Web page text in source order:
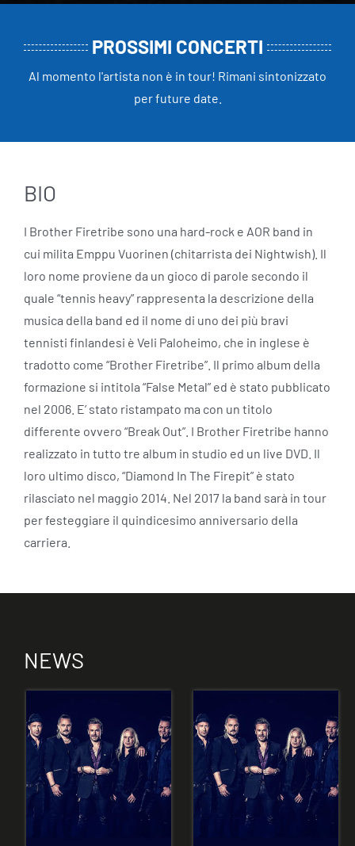
PROSSIMI CONCERTI
Al momento l'artista non è in tour! Rimani sintonizzato
per future date.
BIO
I Brother Firetribe sono una hard-rock e AOR band in
cui milita Emppu Vuorinen (chitarrista dei Nightwish). Il
loro nome proviene da un gioco di parole secondo il
quale “tennis heavy” rappresenta la descrizione della
musica della band ed il nome di uno dei più bravi
tennisti finlandesi è Veli Paloheimo, che in inglese è
tradotto come “Brother Firetribe”. Il primo album della
formazione si intitola “False Metal” ed è stato pubblicato
nel 2006. E’ stato ristampato ma con un titolo
differente ovvero “Break Out”. I Brother Firetribe hanno
realizzato in tutto tre album in studio ed un live DVD. Il
loro ultimo disco, “Diamond In The Firepit” è stato
rilasciato nel maggio 2014. Nel 2017 la band sarà in tour
per festeggiare il quindicesimo anniversario della
carriera.
NEWS